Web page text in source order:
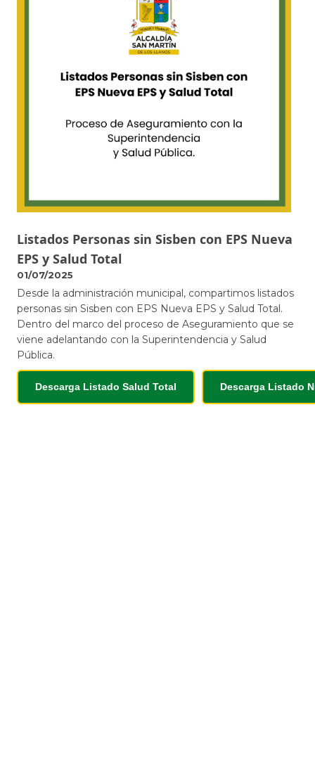
Listados Personas sin Sisben con EPS Nueva
EPS y Salud Total
01/07/2025
Desde la administración municipal, compartimos listados
personas sin Sisben con EPS Nueva EPS y Salud Total.
Dentro del marco del proceso de Aseguramiento que se
viene adelantando con la Superintendencia y Salud
Pública.
Descarga Listado Salud Total Descarga Listado